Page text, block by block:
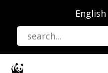
utama
English